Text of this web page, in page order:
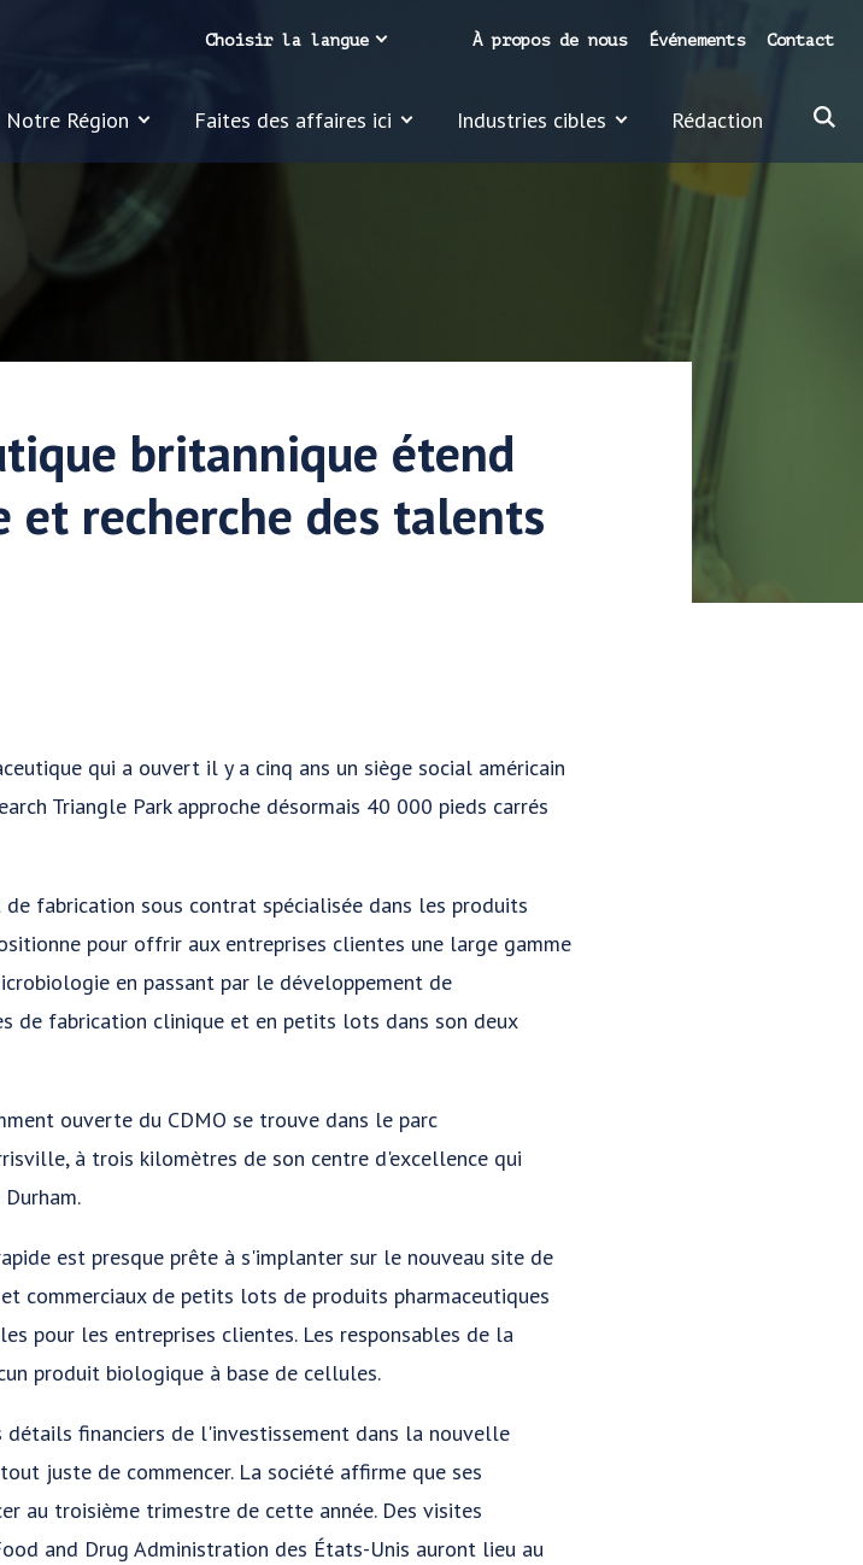
Notre Région Faites des affaires ici Industries cibles Rédaction
À propos de nous Événements Contact
Choisir la langue
britannique étend
et recherche des talents
qui a ouvert il y a cinq ans un siège social américain
Triangle Park approche désormais 40 000 pieds carrés
fabrication sous contrat spécialisée dans les produits
pour offrir aux entreprises clientes une large gamme
en passant par le développement de
de fabrication clinique et en petits lots dans son deux
ouverte du CDMO se trouve dans le parc
à trois kilomètres de son centre d'excellence qui
est presque prête à s'implanter sur le nouveau site de
commerciaux de petits lots de produits pharmaceutiques
pour les entreprises clientes. Les responsables de la
produit biologique à base de cellules.
détails financiers de l'investissement dans la nouvelle
juste de commencer. La société affirme que ses
au troisième trimestre de cette année. Des visites
and Drug Administration des États-Unis auront lieu au